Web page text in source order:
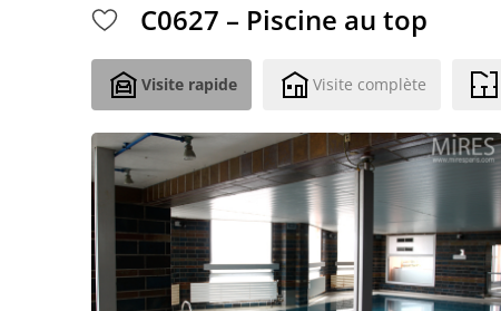
C0627 – Piscine au top
Visite rapide Visite complète